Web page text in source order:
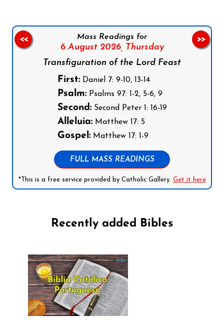
Mass Readings for
6 August 2026,
Thursday
Transfiguration of the Lord Feast
First:Daniel 7: 9-10, 13-14
Psalm:Psalms 97: 1-2, 5-6, 9
Second:Second Peter 1: 16-19
Alleluia:Matthew 17: 5
Gospel:Matthew 17: 1-9
FULL MASS READINGS
*This is a free service provided by Catholic Gallery. Get it here
<< >>
Recently added Bibles